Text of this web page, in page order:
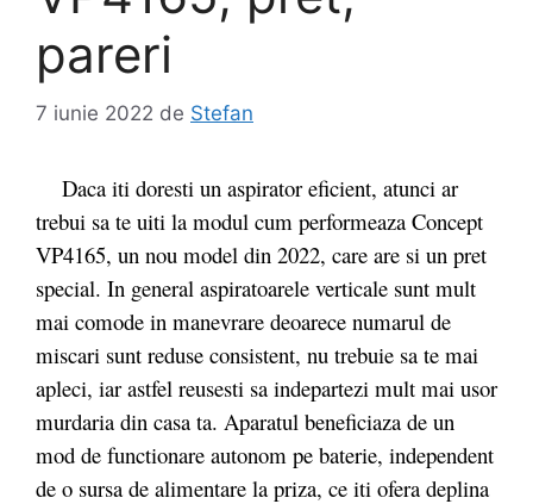
pareri
7 iunie 2022 de Stefan
Daca iti doresti un aspirator eficient, atunci ar
trebui sa te uiti la modul cum performeaza Concept
VP4165, un nou model din 2022, care are si un pret
special. In general aspiratoarele verticale sunt mult
mai comode in manevrare deoarece numarul de
miscari sunt reduse consistent, nu trebuie sa te mai
apleci, iar astfel reusesti sa indepartezi mult mai usor
murdaria din casa ta. Aparatul beneficiaza de un
mod de functionare autonom pe baterie, independent
de o sursa de alimentare la priza, ce iti ofera deplina